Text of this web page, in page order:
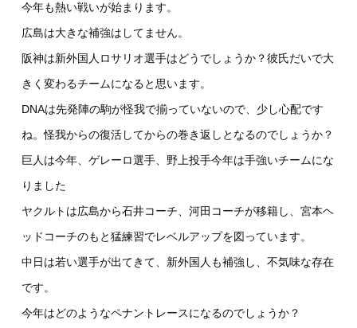
今年も熱い戦いが始まります。
広島は大きな補強はしてません。
阪神は新外国人ロサリオ選手はどうでしょうか？彼氏だいで大
きく変わるチームになると思います。
DNAは先発陣の駒が怪我で揃っていないので、少し心配です
ね。怪我からの復活してからの巻き返しとなるのでしょうか？
巨人は今年、ゲレーロ選手、野上投手今年は手強いチームにな
りました
ヤクルトは広島から石井コーチ、河田コーチが移籍し、宮本ヘ
ッドコーチのもと猛練習でレベルアップを図っています。
中日は若い選手が出てきて、新外国人も補強し、不気味な存在
です。
今年はどのようなペナントレースになるのでしょうか？